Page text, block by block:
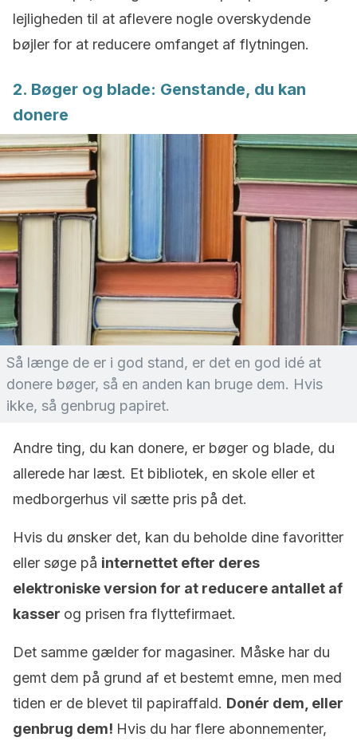
lejligheden til at aflevere nogle overskydende
bøjler for at reducere omfanget af flytningen.
2. Bøger og blade: Genstande, du kan
donere
Så længe de er i god stand, er det en god idé at
donere bøger, så en anden kan bruge dem. Hvis
ikke, så genbrug papiret.
Andre ting, du kan donere, er bøger og blade, du
allerede har læst. Et bibliotek, en skole eller et
medborgerhus vil sætte pris på det.
Hvis du ønsker det, kan du beholde dine favoritter
eller søge på internettet efter deres
elektroniske version for at reducere antallet af
kasser og prisen fra flyttefirmaet.
Det samme gælder for magasiner. Måske har du
gemt dem på grund af et bestemt emne, men med
tiden er de blevet til papiraffald. Donér dem, eller
genbrug dem! Hvis du har flere abonnementer,